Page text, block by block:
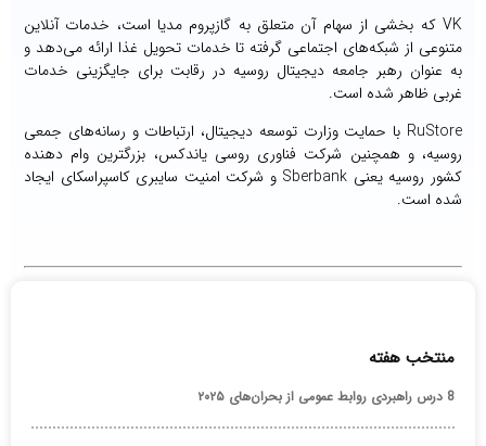
VK که بخشی از سهام آن متعلق به گازپروم مدیا است، خدمات آنلاین
متنوعی از شبکه‌های اجتماعی گرفته تا خدمات تحویل غذا ارائه می‌دهد و
به عنوان رهبر جامعه دیجیتال روسیه در رقابت برای جایگزینی خدمات
غربی ظاهر شده است.
RuStore با حمایت وزارت توسعه دیجیتال، ارتباطات و رسانه‌های جمعی
روسیه، و همچنین شرکت فناوری روسی یاندکس، بزرگترین وام دهنده
کشور روسیه یعنی Sberbank و شرکت امنیت سایبری کاسپراسکای ایجاد
شده است.
منتخب هفته
8 درس راهبردی روابط عمومی از بحران‌های ۲۰۲۵